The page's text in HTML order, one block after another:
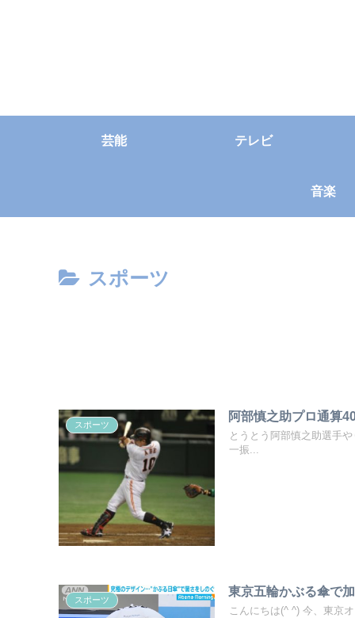
芸能 テレビ
音楽
スポーツ
スポーツ
阿部慎之助プロ通算
とうとう阿部慎之助選手
一振...
スポーツ
東京五輪かぶる傘で
こんにちは(^ ^) 今、東京